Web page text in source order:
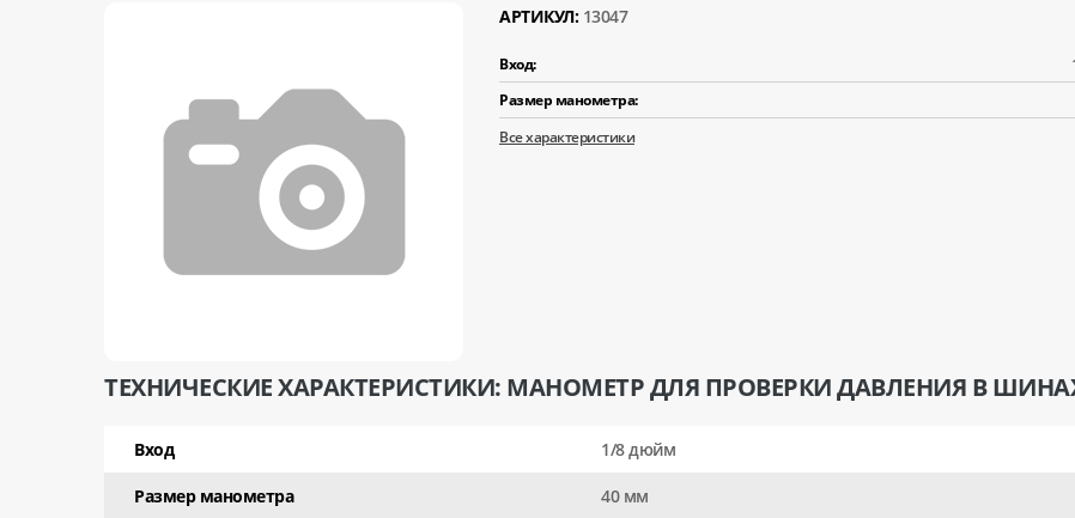
АРТИКУЛ: 13047
Вход:
Размер манометра:
Все характеристики
ТЕХНИЧЕСКИЕ ХАРАКТЕРИСТИКИ: МАНОМЕТР ДЛЯ ПРОВЕРКИ ДАВЛЕНИЯ В ШИНАХ
Вход 1/8 дюйм
Размер манометра 40 мм